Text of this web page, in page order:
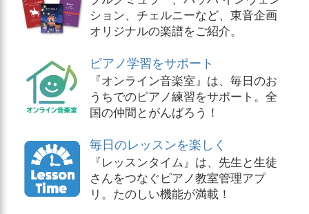
ション、チェルニーなど、東音企画
オリジナルの楽譜をご紹介。
ピアノ学習をサポート
『オンライン音楽室』は、毎日のお
うちでのピアノ練習をサポート。全
国の仲間とがんばろう！
毎日のレッスンを楽しく
『レッスンタイム』は、先生と生徒
さんをつなぐピアノ教室管理アプ
リ。たのしい機能が満載！